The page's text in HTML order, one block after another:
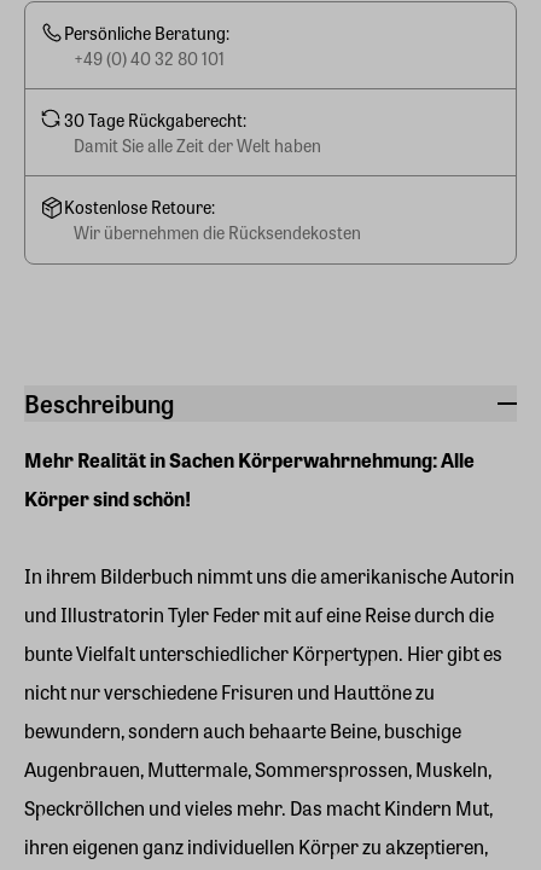
Beschreibung
Mehr Realität in Sachen Körperwahrnehmung: Alle
Körper sind schön!
In ihrem Bilderbuch nimmt uns die amerikanische Autorin
und Illustratorin Tyler Feder mit auf eine Reise durch die
bunte Vielfalt unterschiedlicher Körpertypen. Hier gibt es
nicht nur verschiedene Frisuren und Hauttöne zu
bewundern, sondern auch behaarte Beine, buschige
Augenbrauen, Muttermale, Sommersprossen, Muskeln,
Speckröllchen und vieles mehr. Das macht Kindern Mut,
ihren eigenen ganz individuellen Körper zu akzeptieren,
Persönliche Beratung:
+49 (0) 40 32 80 101
30 Tage Rückgaberecht:
Damit Sie alle Zeit der Welt haben
Kostenlose Retoure:
Wir übernehmen die Rücksendekosten